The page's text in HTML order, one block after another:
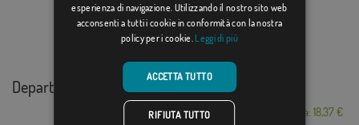
Departamento de Huila
Da: 18,37 €
esperienza di navigazione. Utilizzando il nostro sito web
acconsenti a tutti i cookie in conformità con la nostra
policy per i cookie. Leggi di più
ACCETTA TUTTO
RIFIUTA TUTTO